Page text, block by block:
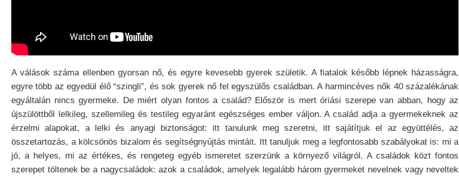
A válások száma ellenben gyorsan nő, és egyre kevesebb gyerek születik. A fiatalok később lépnek házasságra,
egyre több az egyedül élő “szingli”, és sok gyerek nő fel egyszülős családban. A harmincéves nők 40 százalékának
egyáltalán nincs gyermeke. De miért olyan fontos a család? Először is mert óriási szerepe van abban, hogy az
újszülöttből lelkileg, szellemileg és testileg egyaránt egészséges ember váljon. A család adja a gyermekeknek az
érzelmi alapokat, a lelki és anyagi biztonságot: itt tanulunk meg szeretni, itt sajátítjuk el az együttélés, az
összetartozás, a kölcsönös bizalom és segítségnyújtás mintáit. Itt tanuljuk meg a legfontosabb szabályokat is: mi a
jó, a helyes, mi az értékes, és rengeteg egyéb ismeretet szerzünk a környező világról. A családok közt fontos
szerepet töltenek be a nagycsaládok: azok a családok, amelyek legalább három gyermeket nevelnek vagy neveltek